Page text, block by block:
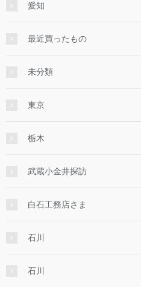
愛知
最近買ったもの
未分類
東京
栃木
武蔵小金井探訪
白石工務店さま
石川
石川